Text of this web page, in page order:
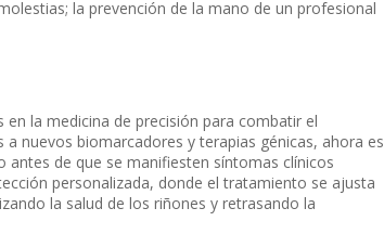
la prevención de la mano de un profesional
la medicina de precisión para combatir el
nuevos biomarcadores y terapias génicas, ahora es
de que se manifiesten síntomas clínicos
personalizada, donde el tratamiento se ajusta
la salud de los riñones y retrasando la